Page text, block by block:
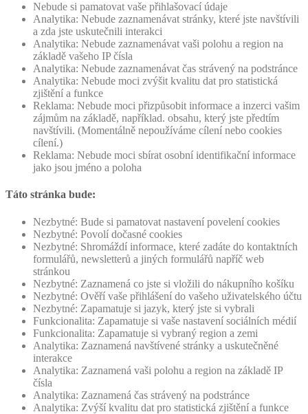
Nebude si pamatovat vaše přihlašovací údaje
Analytika: Nebude zaznamenávat stránky, které jste navštívili
a zda jste uskutečnili interakci
Analytika: Nebude zaznamenávat vaši polohu a region na
základě vašeho IP čísla
Analytika: Nebude zaznamenávat čas strávený na podstránce
Analytika: Nebude moci zvýšit kvalitu dat pro statistická
zjištění a funkce
Reklama: Nebude moci přizpůsobit informace a inzerci vašim
zájmům na základě, například. obsahu, který jste předtím
navštívili. (Momentálně nepoužíváme cílení nebo cookies
cílení.)
Reklama: Nebude moci sbírat osobní identifikační informace
jako jsou jméno a poloha
Táto stránka bude:
Nezbytné: Bude si pamatovat nastavení povelení cookies
Nezbytné: Povolí dočasné cookies
Nezbytné: Shromáždí informace, které zadáte do kontaktních
formulářů, newsletterů a jiných formulářů napříč web
stránkou
Nezbytné: Zaznamená co jste si vložili do nákupního košíku
Nezbytné: Ověří vaše přihlášení do vašeho uživatelského účtu
Nezbytné: Zapamatuje si jazyk, který jste si vybrali
Funkcionalita: Zapamatuje si vaše nastavení sociálních médií
Funkcionalita: Zapamatuje si vybraný region a zemi
Analytika: Zaznamená navštívené stránky a uskutečněné
interakce
Analytika: Zaznamená vaši polohu a region na základě IP
čísla
Analytika: Zaznamená čas strávený na podstránce
Analytika: Zvýší kvalitu dat pro statistická zjištění a funkce